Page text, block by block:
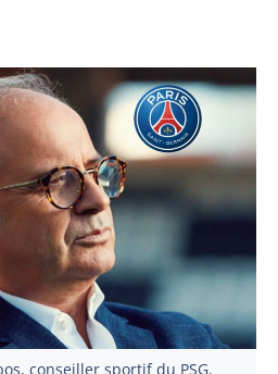
conseiller sportif du PSG.